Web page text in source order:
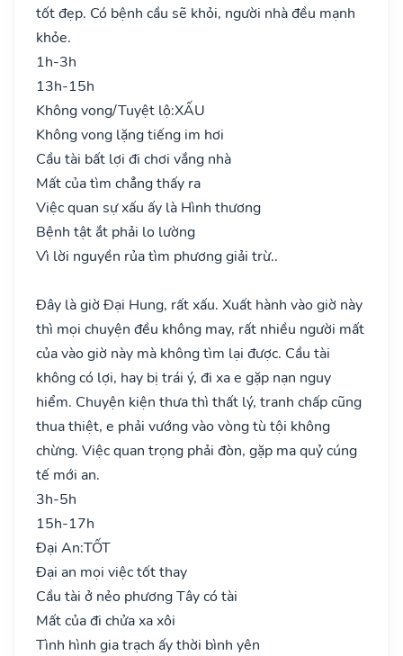
tốt đẹp. Có bệnh cầu sẽ khỏi, người nhà đều mạnh
khỏe.
1h-3h
13h-15h
Không vong/Tuyệt lộ:XẤU
Không vong lặng tiếng im hơi
Cầu tài bất lợi đi chơi vắng nhà
Mất của tìm chẳng thấy ra
Việc quan sự xấu ấy là Hình thương
Bệnh tật ắt phải lo lường
Vì lời nguyền rủa tìm phương giải trừ..
Đây là giờ Đại Hung, rất xấu. Xuất hành vào giờ này
thì mọi chuyện đều không may, rất nhiều người mất
của vào giờ này mà không tìm lại được. Cầu tài
không có lợi, hay bị trái ý, đi xa e gặp nạn nguy
hiểm. Chuyện kiện thưa thì thất lý, tranh chấp cũng
thua thiệt, e phải vướng vào vòng tù tội không
chừng. Việc quan trọng phải đòn, gặp ma quỷ cúng
tế mới an.
3h-5h
15h-17h
Đại An:TỐT
Đại an mọi việc tốt thay
Cầu tài ở nẻo phương Tây có tài
Mất của đi chửa xa xôi
Tình hình gia trạch ấy thời bình yên